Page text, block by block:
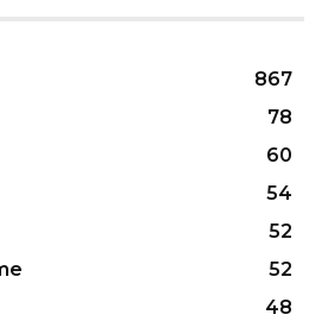
867
78
60
54
52
52
48